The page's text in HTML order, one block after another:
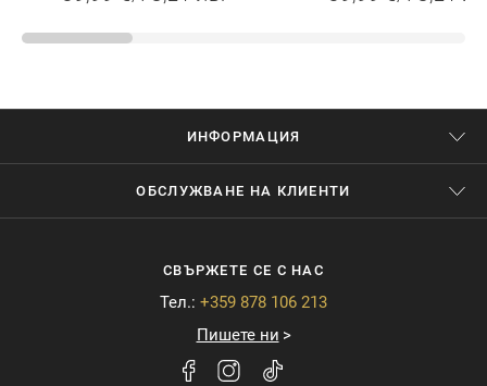
ИНФОРМАЦИЯ
ОБСЛУЖВАНЕ НА КЛИЕНТИ
СВЪРЖЕТЕ СЕ С НАС
Тел.: +359 878 106 213
Пишете ни